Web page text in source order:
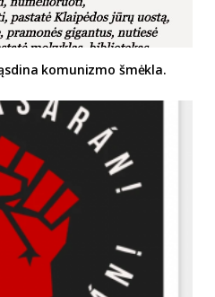
komunizmo šmėkla.